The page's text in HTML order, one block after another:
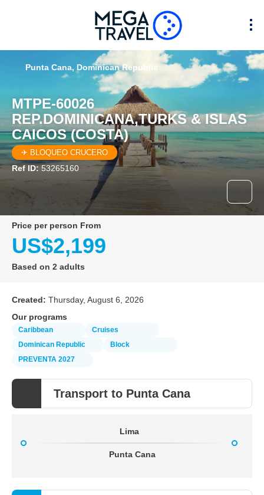
MTPE-60026
REP.DOMINICANA,TURKS & ISLAS
CAICOS (COSTA)
✈ BLOQUEO CRUCERO
Ref ID: 53265160
Punta Cana, Dominican Republic
price per person From
US$2,199
Based on 2 adults
Created: Thursday, August 6, 2026
Our programs
Caribbean
Cruises
Dominican Republic
Block
PREVENTA 2027
Transport to Punta Cana
Lima
Punta Cana